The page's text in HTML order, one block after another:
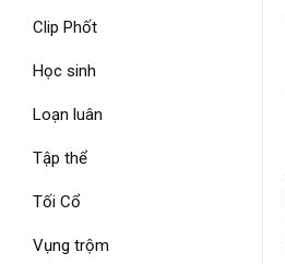
Clip Phốt
Học sinh
Loạn luân
Tập thể
Tối Cổ
Vụng trộm